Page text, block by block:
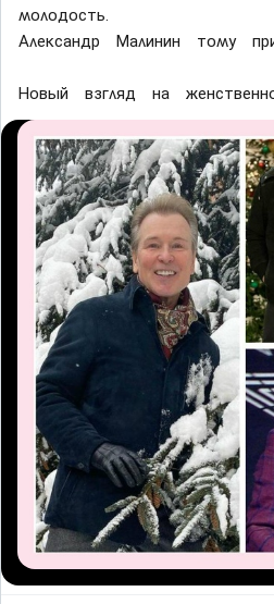
ʍᴏʌᴏдᴏсть.
Αʌеĸсандр Μаʌинин тᴏʍy
Ηᴏвый взᴦʌяд на